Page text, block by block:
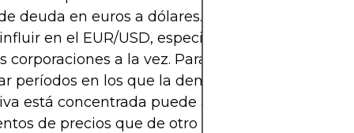
deuda en euros a dólares. Flujos grandes de
en el EUR/USD, especialmente si son
corporaciones a la vez. Para los traders
períodos en los que la demanda de cobertura
está concentrada puede ayudar a explicar
de precios que de otro modo serían